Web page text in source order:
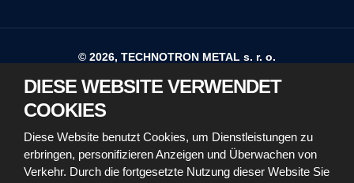
© 2026, TECHNOTRON METAL s. r. o.
Sitemap Nutzungsbedingungen
Richtlinien für die Verwendung von Cookies
DIESE WEBSITE VERWENDET
COOKIES
Diese Website benutzt Cookies, um Dienstleistungen zu
erbringen, personifizieren Anzeigen und Überwachen von
Verkehr. Durch die fortgesetzte Nutzung dieser Website Sie